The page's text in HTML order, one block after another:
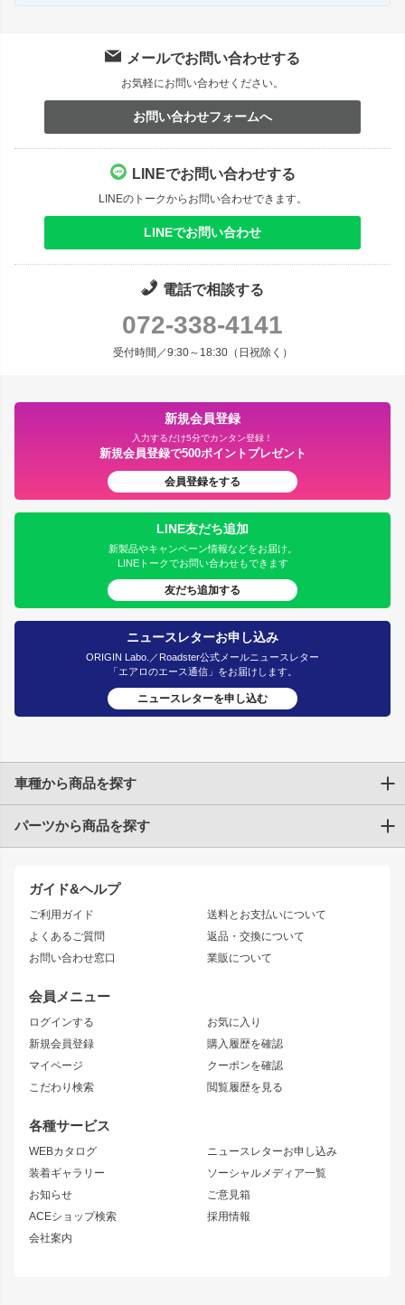
メールでお問い合わせする
お気軽にお問い合わせください。
お問い合わせフォームへ
LINEでお問い合わせする
LINEのトークからお問い合わせできます。
LINEでお問い合わせ
電話で相談する
072-338-4141
受付時間／9:30～18:30（日祝除く）
新規会員登録
入力するだけ5分でカンタン登録！
新規会員登録で500ポイントプレゼント
会員登録をする
LINE友だち追加
新製品やキャンペーン情報などをお届け。
LINEトークでお問い合わせもできます
友だち追加する
ニュースレターお申し込み
ORIGIN Labo.／Roadster公式メールニュースレター
「エアロのエース通信」をお届けします。
ニュースレターを申し込む
ガイド&ヘルプ
ご利用ガイド
よくあるご質問
お問い合わせ窓口
送料とお支払いについて
返品・交換について
業販について
会員メニュー
ログインする
新規会員登録
マイページ
こだわり検索
お気に入り
購入履歴を確認
クーポンを確認
閲覧履歴を見る
各種サービス
WEBカタログ
装着ギャラリー
お知らせ
ACEショップ検索
会社案内
ニュースレターお申し込み
ソーシャルメディア一覧
ご意見箱
採用情報
車種から商品を探す
トヨタ
JZX90 CHASER
JZX110 MARK II
JZX100 MARK II
JZX90 MARK II
トレノ
マークX
アリスト
ソアラ
アルテッツァ
ニッサン
S15 シルビア
S14 シルビア 後期
S13 シルビア
180SX
シルエイティ
ワンビア
ローレル
セフィーロ
キャラバン
スズキ
パーツから商品を探す
エアロシリーズ
ドリフトライン
風神
雷神
レーシングライン
アタックライン
ストリームライン
リアウイング
ジムニーパーツ
ホイール
MUD-S7
MUD-SR7
まつど家 鉄漢